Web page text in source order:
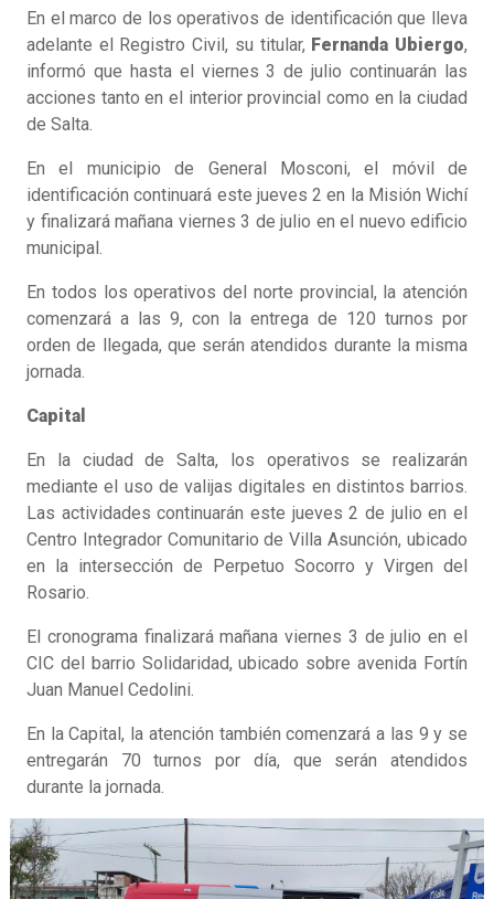
En el marco de los operativos de identificación que lleva
adelante el Registro Civil, su titular, Fernanda Ubiergo,
informó que hasta el viernes 3 de julio continuarán las
acciones tanto en el interior provincial como en la ciudad
de Salta.
En el municipio de General Mosconi, el móvil de
identificación continuará este jueves 2 en la Misión Wichí
y finalizará mañana viernes 3 de julio en el nuevo edificio
municipal.
En todos los operativos del norte provincial, la atención
comenzará a las 9, con la entrega de 120 turnos por
orden de llegada, que serán atendidos durante la misma
jornada.
Capital
En la ciudad de Salta, los operativos se realizarán
mediante el uso de valijas digitales en distintos barrios.
Las actividades continuarán este jueves 2 de julio en el
Centro Integrador Comunitario de Villa Asunción, ubicado
en la intersección de Perpetuo Socorro y Virgen del
Rosario.
El cronograma finalizará mañana viernes 3 de julio en el
CIC del barrio Solidaridad, ubicado sobre avenida Fortín
Juan Manuel Cedolini.
En la Capital, la atención también comenzará a las 9 y se
entregarán 70 turnos por día, que serán atendidos
durante la jornada.